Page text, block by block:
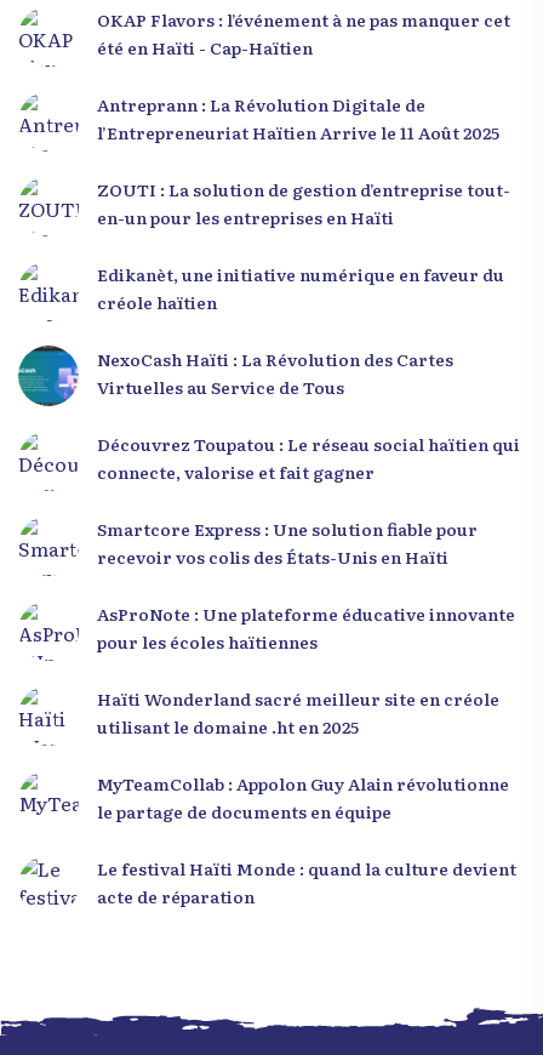
OKAP Flavors : l’événement à ne pas manquer cet
été en Haïti - Cap-Haïtien
Antreprann : La Révolution Digitale de
l’Entrepreneuriat Haïtien Arrive le 11 Août 2025
ZOUTI : La solution de gestion d’entreprise tout-
en-un pour les entreprises en Haïti
Edikanèt, une initiative numérique en faveur du
créole haïtien
NexoCash Haïti : La Révolution des Cartes
Virtuelles au Service de Tous
Découvrez Toupatou : Le réseau social haïtien qui
connecte, valorise et fait gagner
Smartcore Express : Une solution fiable pour
recevoir vos colis des États-Unis en Haïti
AsProNote : Une plateforme éducative innovante
pour les écoles haïtiennes
Haïti Wonderland sacré meilleur site en créole
utilisant le domaine .ht en 2025
MyTeamCollab : Appolon Guy Alain révolutionne
le partage de documents en équipe
Le festival Haïti Monde : quand la culture devient
acte de réparation